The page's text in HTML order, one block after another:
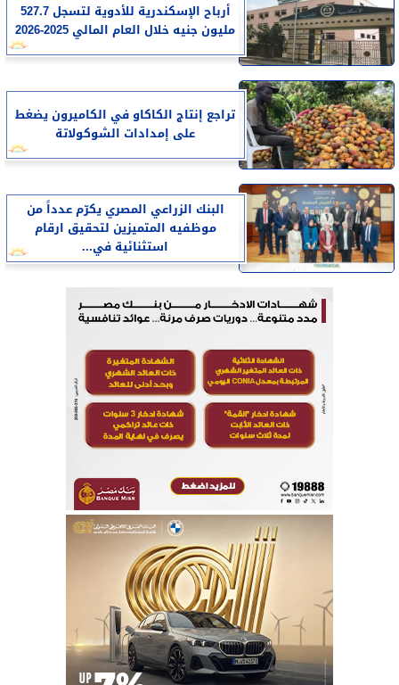
أرباح الإسكندرية للأدوية لتسجل 527.7
مليون جنيه خلال العام المالي 2025-2026
تراجع إنتاج الكاكاو في الكاميرون يضغط
على إمدادات الشوكولاتة
البنك الزراعي المصري يكرّم عدداً من
موظفيه المتميزين لتحقيق ارقام
استثنائية في...